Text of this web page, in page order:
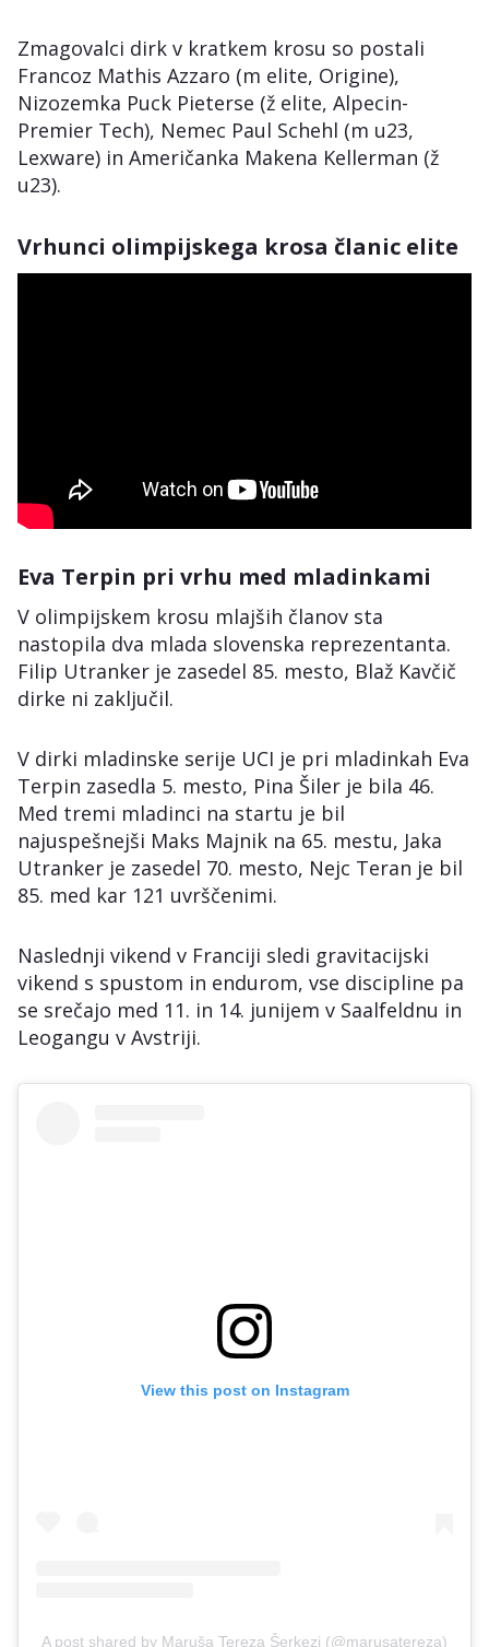
Zmagovalci dirk v kratkem krosu so postali
Francoz Mathis Azzaro (m elite, Origine),
Nizozemka Puck Pieterse (ž elite, Alpecin-
Premier Tech), Nemec Paul Schehl (m u23,
Lexware) in Američanka Makena Kellerman (ž
u23).
Vrhunci olimpijskega krosa članic elite
Eva Terpin pri vrhu med mladinkami
V olimpijskem krosu mlajših članov sta
nastopila dva mlada slovenska reprezentanta.
Filip Utranker je zasedel 85. mesto, Blaž Kavčič
dirke ni zaključil.
V dirki mladinske serije UCI je pri mladinkah Eva
Terpin zasedla 5. mesto, Pina Šiler je bila 46.
Med tremi mladinci na startu je bil
najuspešnejši Maks Majnik na 65. mestu, Jaka
Utranker je zasedel 70. mesto, Nejc Teran je bil
85. med kar 121 uvrščenimi.
Naslednji vikend v Franciji sledi gravitacijski
vikend s spustom in endurom, vse discipline pa
se srečajo med 11. in 14. junijem v Saalfeldnu in
Leogangu v Avstriji.
View this post on Instagram
A post shared by Maruša Tereza Šerkezi (@marusatereza)